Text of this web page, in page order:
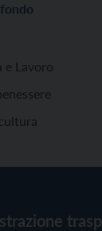
e Lavoro